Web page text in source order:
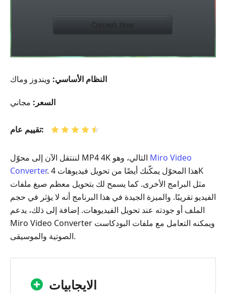
النظام الأساسي: ويندوز وماك
السعر: مجاني
تقييم عام:
Miro Video
Converter. هذا المحوّل يمكّنك أيضًا من تحويل فيديوهات 4K
مثل البرامج الأخرى. كما يسمح لك بتحويل معظم صيغ ملفات
الفيديو تقريبًا. والميزة الجيدة في هذا البرنامج أنه لا يؤثر في حجم
الملف أو جودته عند تحويل الفيديوهات. إضافة إلى ذلك، يدعم
Miro Video Converter ويمكنه التعامل مع ملفات البودكاست
الصوتية والموسيقى.
الايجابيات